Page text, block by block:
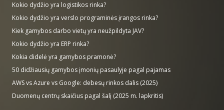
Kokio dydžio yra logistikos rinka?
Kokio dydžio yra verslo programinės įrangos rinka?
Kiek gamybos darbo vietų yra neužpildyta JAV?
Kokio dydžio yra ERP rinka?
Kokia didelė yra gamybos pramonė?
50 didžiausių gamybos įmonių pasaulyje pagal pajamas
AWS vs Azure vs Google: debesų rinkos dalis (2025)
Duomenų centrų skaičius pagal šalį (2025 m. lapkritis)